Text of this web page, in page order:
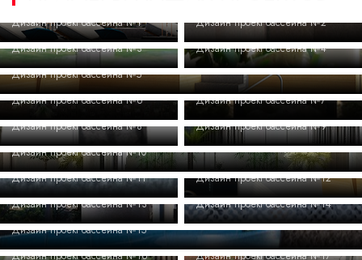
Дизайн проект бассейна №1
Дизайн проект бассейна №2
Дизайн проект бассейна №3
Дизайн проект бассейна №4
Дизайн проект бассейна №5
Дизайн проект бассейна №6
Дизайн проект бассейна №7
Дизайн проект бассейна №8
Дизайн проект бассейна №9
Дизайн проект бассейна №10
Дизайн проект бассейна №11
Дизайн проект бассейна №12
Дизайн проект бассейна №13
Дизайн проект бассейна №14
Дизайн проект бассейна №15
Дизайн проект бассейна №16
Дизайн проект бассейна №17